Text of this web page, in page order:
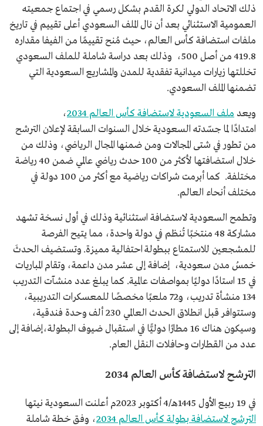
ذلك الاتحاد الدولي لكرة القدم بشكل رسمي في اجتماع جمعيته
العمومية الاستثنائي بعد أن نال الملف السعودي أعلى تقييم في تاريخ
ملفات استضافة كأس العالم، حيث مُنح تقييمًا من الفيفا مقداره
419.8 من أصل 500، وذلك بعد دراسة شاملة للملف السعودي
تخللتها زيارات ميدانية تفقدية للمدن والمشاريع السعودية التي
تضمنها الملف السعودي.
ويعد ملف السعودية لاستضافة كأس العالم 2034
،
امتدادًالما جسّدته السعودية خلال السنوات السابقة لإعلان الترشح
من تطور في شتى المجالات ومن ضمنها المجال الرياضي، وذلك من
خلال استضافتها لأكثر من 100 حدث رياضي عالمي ضمن 40 رياضة
مختلفة. كما أبرمت شراكات رياضية مع أكثر من 100 دولة في
مختلف أنحاء العالم.
وتطمح السعودية لاستضافة استثنائية وذلك في أول نسخة تشهد
مشاركة 48 منتخبًا تُنظم في دولة واحدة، مما يتيح الفرصة
للمشجعين للاستمتاع ببطولة احتفالية مميزة. وتستضيف الحدثَ
خمسُ مدن سعودية، إضافة إلى عشر مدن داعمة، وتقام المباريات
في 15 استادًا دوليًا بمواصفات عالمية. كما يبلغ عدد منشآت التدريب
134 منشأة تدريب، و72 ملعبًا مخصصًا للمعسكرات التدريبية،
وستتوافر قبل انطلاق الحدث العالمي 230 ألف وحدة فندقية،
وسيكون هناك 16 مطارًا دوليًّا في استقبال ضيوف البطولة،إضافة إلى
عدد من القطارات وحافلات النقل العام.
الترشح لاستضافة كأس العالم 2034
في 19 ربيع الأول 1445هـ/4 أكتوبر 2023م أعلنت السعودية نيتها
الترشح لاستضافة بطولة كأس العالم 2034
، وفق خطة شاملة